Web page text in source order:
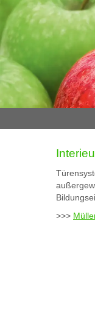
>>>